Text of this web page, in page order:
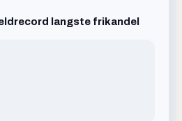
langste frikandel